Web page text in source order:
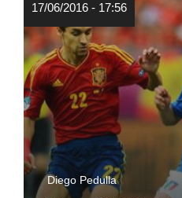
17/06/2016 - 17:56
Diego Pedulla